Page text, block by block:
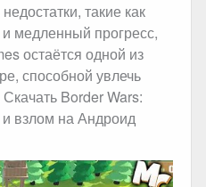
такие как
медленный прогресс,
остаётся одной из
способной увлечь
Border Wars:
взлом на Андроид